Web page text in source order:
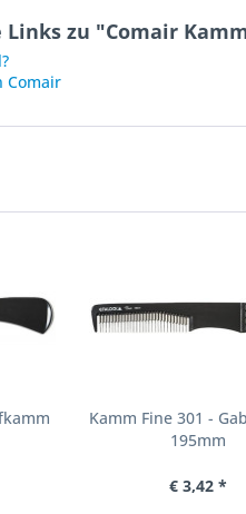
zu "Comair
Comair
Kamm Fine 301 -
195mm
€ 3,42 *